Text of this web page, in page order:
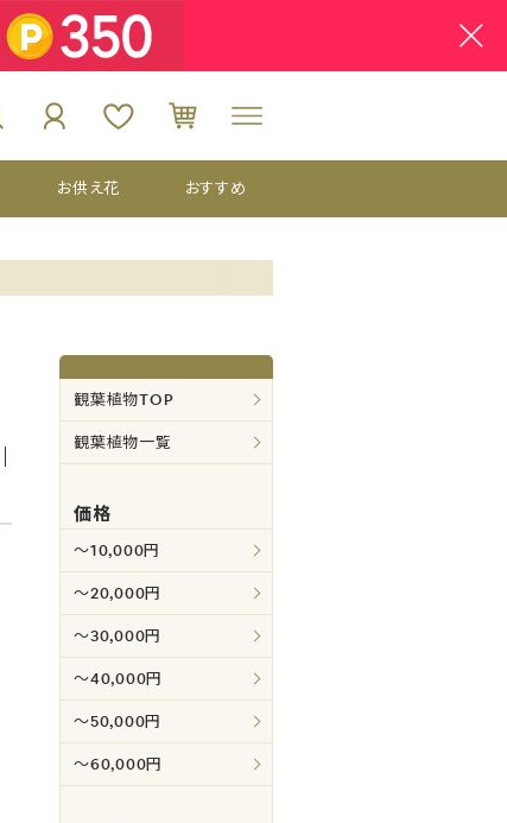
お供え花 おすすめ
観葉植物TOP
観葉植物一覧
価格
～10,000円
～20,000円
～30,000円
～40,000円
～50,000円
～60,000円